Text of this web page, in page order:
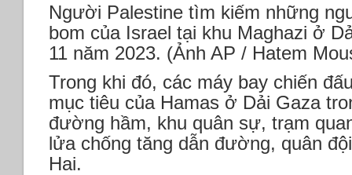
Người Palestine tìm kiếm những
bom của Israel tại khu Maghazi ở
11 năm 2023. (Ảnh AP / Hatem
Trong khi đó, các máy bay chiến
mục tiêu của Hamas ở Dải Gaza
đường hầm, khu quân sự, trạm
lửa chống tăng dẫn đường, quân
Hai.